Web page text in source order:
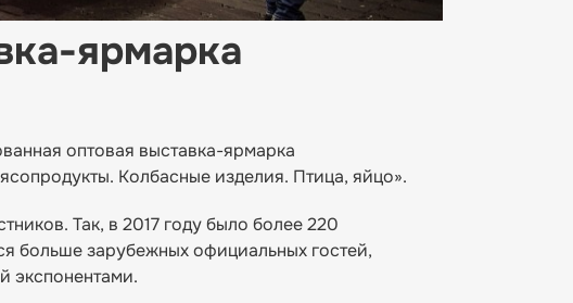
ярмарка
оптовая выставка-ярмарка
Колбасные изделия. Птица, яйцо».
Так, в 2017 году было более 220
больше зарубежных официальных гостей,
экспонентами.